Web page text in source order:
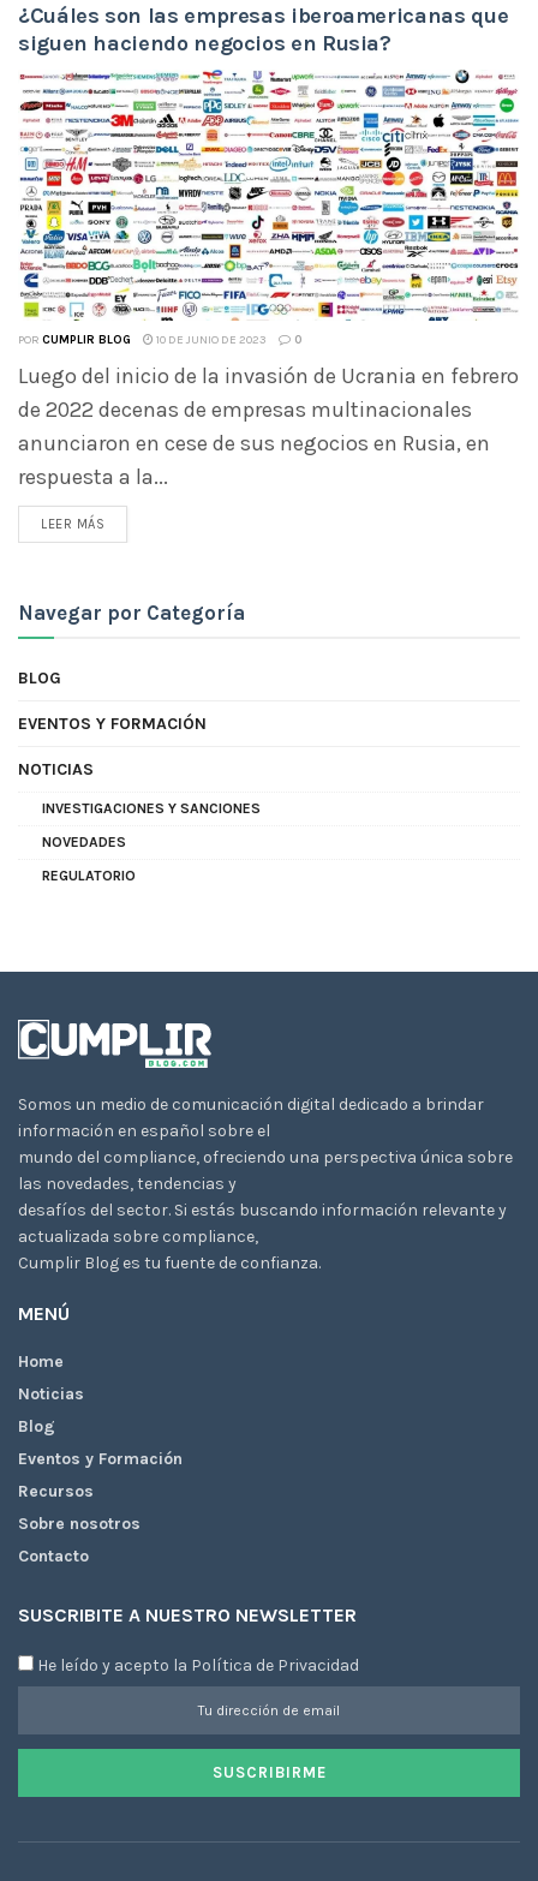
¿Cuáles son las empresas iberoamericanas que
siguen haciendo negocios en Rusia?
POR CUMPLIR BLOG 10 DE JUNIO DE 2023 0
Luego del inicio de la invasión de Ucrania en febrero
de 2022 decenas de empresas multinacionales
anunciaron en cese de sus negocios en Rusia, en
respuesta a la...
LEER MÁS
Navegar por Categoría
BLOG
EVENTOS Y FORMACIÓN
NOTICIAS
INVESTIGACIONES Y SANCIONES
NOVEDADES
REGULATORIO
Somos un medio de comunicación digital dedicado a brindar
información en español sobre el
mundo del compliance, ofreciendo una perspectiva única sobre
las novedades, tendencias y
desafíos del sector. Si estás buscando información relevante y
actualizada sobre compliance,
Cumplir Blog es tu fuente de confianza.
MENÚ
Home
Noticias
Blog
Eventos y Formación
Recursos
Sobre nosotros
Contacto
SUSCRIBITE A NUESTRO NEWSLETTER
He leído y acepto la Política de Privacidad